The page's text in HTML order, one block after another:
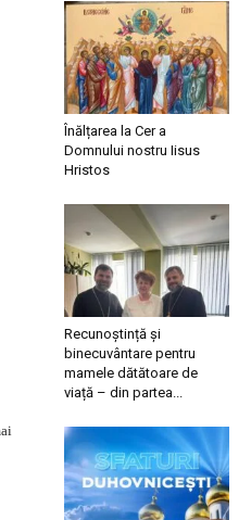
Înălțarea la Cer a
Domnului nostru Iisus
Hristos
Recunoștință și
binecuvântare pentru
mamele dătătoare de
viață – din partea...